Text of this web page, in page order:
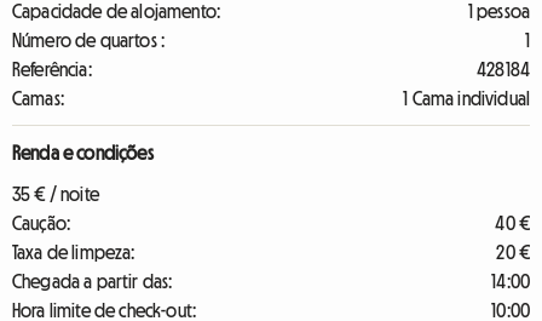
Capacidade de alojamento:
1 pessoa
Número de quartos :
1
Referência:
428184
Camas:
1 Cama individual
Renda e condições
35 € / noite
Caução:
40 €
Taxa de limpeza:
20 €
Chegada a partir das:
14:00
Hora limite de check-out:
10:00